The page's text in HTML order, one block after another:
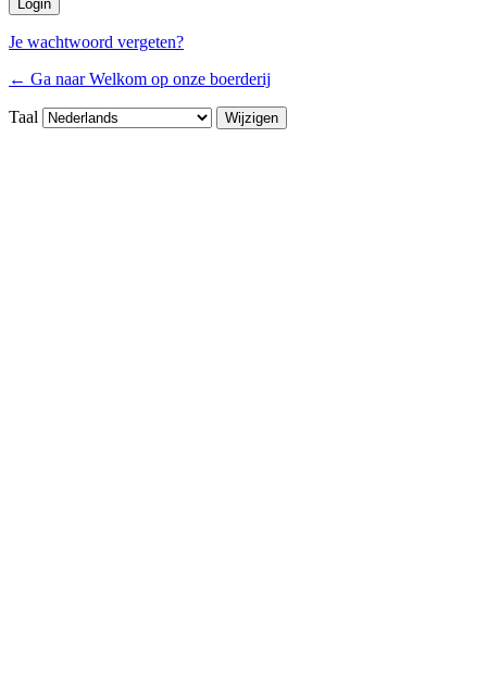
Je wachtwoord vergeten?
← Ga naar Welkom op onze boerderij
Taal